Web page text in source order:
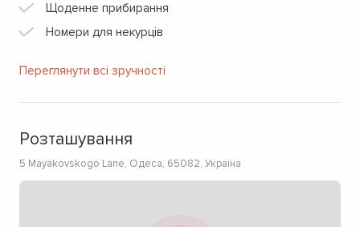
Щоденне прибирання
Номери для некурців
Переглянути всі зручності
Розташування
5 Mayakovskogo Lane, Одеса, 65082, Україна